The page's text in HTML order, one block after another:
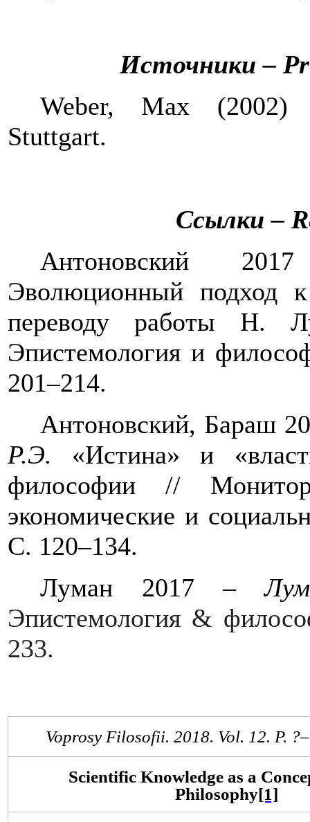
Источники –
Weber, Max
Stuttgart.
Ссылки –
Антоновский
Эволюционный подход
переводу работы Н.
Эпистемология и
201–214.
Антоновский, Бараш
Р.Э. «Истина» и
философии //
экономические и
С. 120–134.
Луман 2017 –
Эпистемология &
233.
Voprosy Filosofii. 2018. Vol. 12. P.
Scientific Knowledge as a
Philosophy[1]